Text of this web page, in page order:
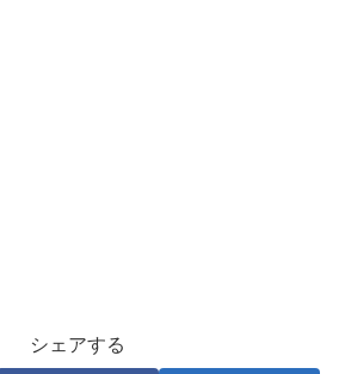
シェアする